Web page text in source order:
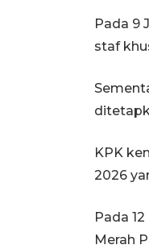
Pada 9
staf
KPK
2026
Pada
Merah